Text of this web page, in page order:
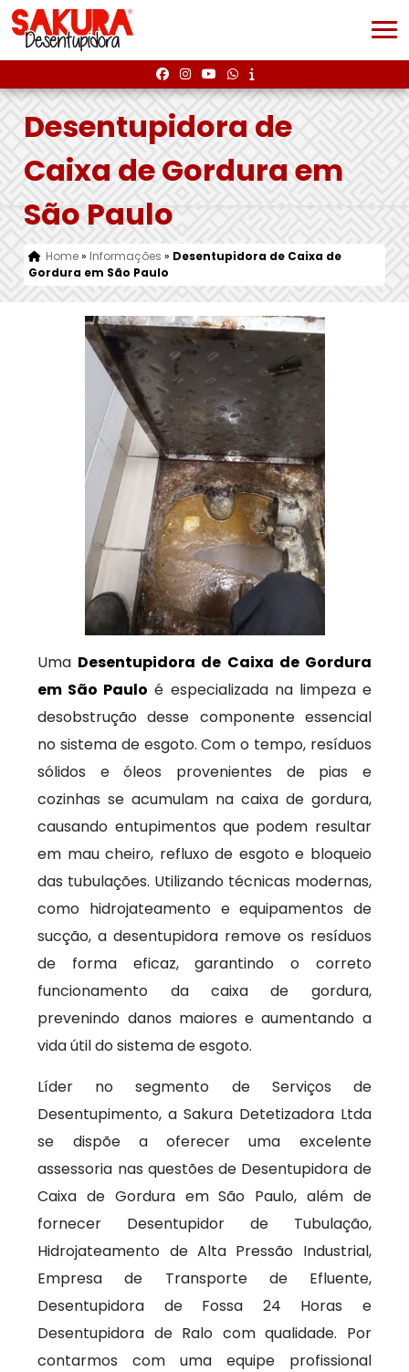
Desentupidora de
Caixa de Gordura em
São Paulo
Home» Informações » Desentupidora de Caixa de
Gordura em São Paulo
Uma Desentupidora de Caixa de Gordura
em São Paulo é especializada na limpeza e
desobstrução desse componente essencial
no sistema de esgoto. Com o tempo, resíduos
sólidos e óleos provenientes de pias e
cozinhas se acumulam na caixa de gordura,
causando entupimentos que podem resultar
em mau cheiro, refluxo de esgoto e bloqueio
das tubulações. Utilizando técnicas modernas,
como hidrojateamento e equipamentos de
sucção, a desentupidora remove os resíduos
de forma eficaz, garantindo o correto
funcionamento da caixa de gordura,
prevenindo danos maiores e aumentando a
vida útil do sistema de esgoto.
Líder no segmento de Serviços de
Desentupimento, a Sakura Detetizadora Ltda
se dispõe a oferecer uma excelente
assessoria nas questões de Desentupidora de
Caixa de Gordura em São Paulo, além de
fornecer Desentupidor de Tubulação,
Hidrojateamento de Alta Pressão Industrial,
Empresa de Transporte de Efluente,
Desentupidora de Fossa 24 Horas e
Desentupidora de Ralo com qualidade. Por
contarmos com uma equipe profissional